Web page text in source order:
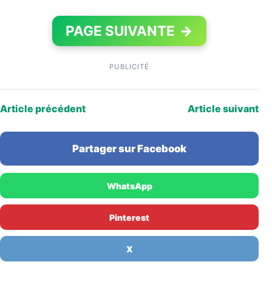
PAGE SUIVANTE →
PUBLICITÉ
Article précédent Article suivant
Partager sur Facebook
WhatsApp
Pinterest
X